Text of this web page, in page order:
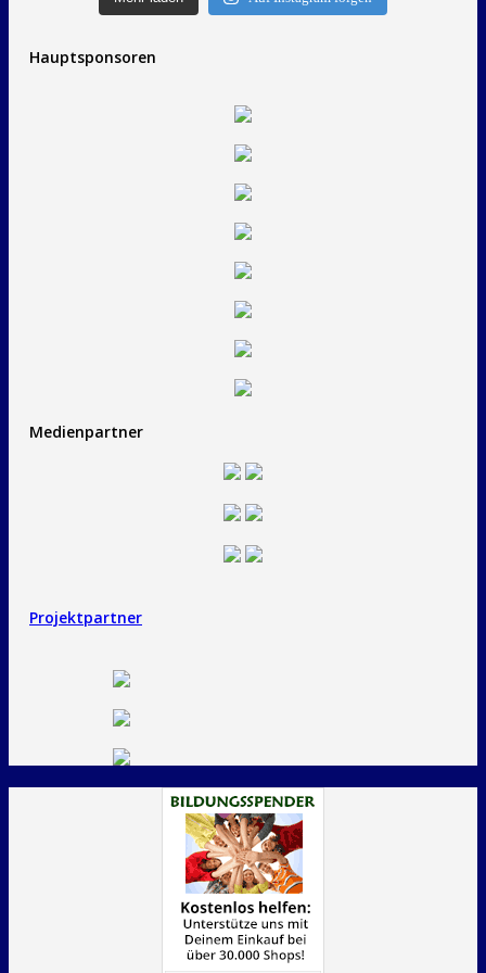
Hauptsponsoren
Medienpartner
Projektpartner